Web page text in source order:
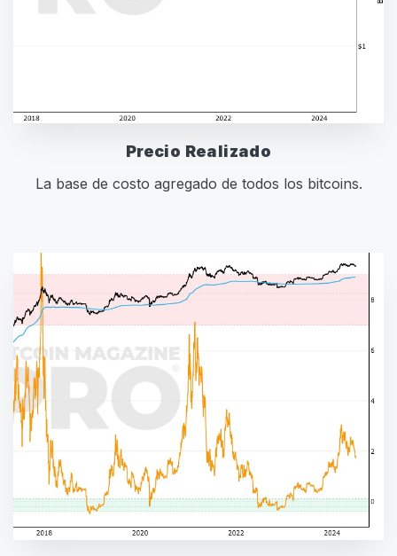
Precio Realizado
La base de costo agregado de todos los bitcoins.